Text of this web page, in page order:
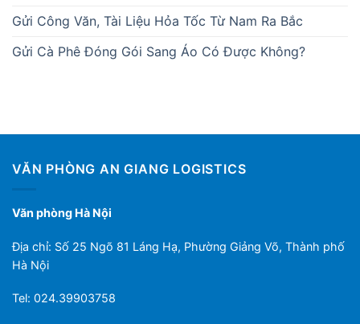
Gửi Công Văn, Tài Liệu Hỏa Tốc Từ Nam Ra Bắc
Gửi Cà Phê Đóng Gói Sang Áo Có Được Không?
VĂN PHÒNG AN GIANG LOGISTICS
Văn phòng Hà Nội
Địa chỉ: Số 25 Ngõ 81 Láng Hạ, Phường Giảng Võ, Thành phố
Hà Nội
Tel: 024.39903758